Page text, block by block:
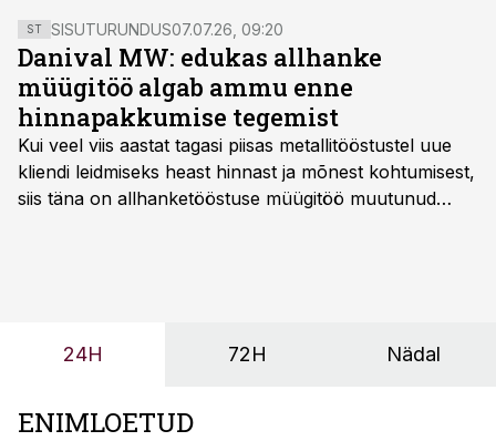
ohustab see nii tööstuse konkurentsivõimet kui ka
kriitilise taristu toimepidevust.
ST SISUTURUNDUS07.07.26, 09:20
Danival MW: edukas allhanke
müügitöö algab ammu enne
hinnapakkumise tegemist
Kui veel viis aastat tagasi piisas metallitööstustel uue
kliendi leidmiseks heast hinnast ja mõnest kohtumisest,
siis täna on allhanketööstuse müügitöö muutunud
24H 72H Nädal
ENIMLOETUD